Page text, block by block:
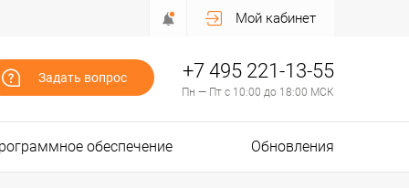
Мой кабинет
Задать вопрос +7 495 221-13-55
Пн — Пт с 10:00 до 18:00 МСК
обеспечение Обновления